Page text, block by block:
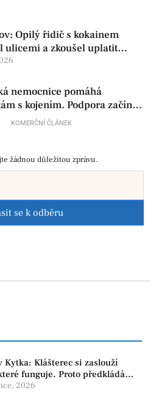
Opilý řidič s kokainem
ulicemi a zkoušel uplatit
nemocnice pomáhá
s kojením. Podpora začíná
porodem
KOMERČNÍ ČLÁNEK
žádnou důležitou zprávu.
se k odběru
Kytka: Klášterec si zaslouží
funguje. Proto předkládáme
který řeší skutečné problémy
2026